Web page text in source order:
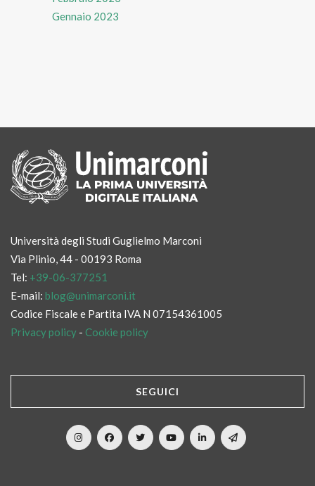
Gennaio 2023
Università degli Studi Guglielmo Marconi
Via Plinio, 44 - 00193 Roma
Tel: +39-06-377251
E-mail: blog@unimarconi.it
Codice Fiscale e Partita IVA N 07154361005
Privacy policy - Cookie policy
SEGUICI